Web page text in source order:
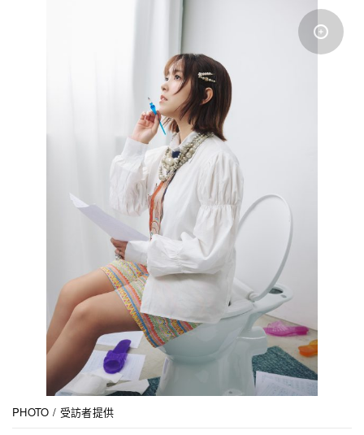
PHOTO / 受訪者提供